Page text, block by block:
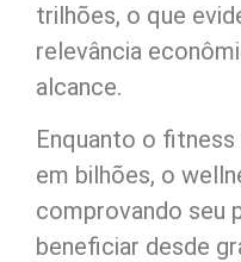
trilhões, o que
relevância
alcance.
Enquanto o
em bilhões, o
comprovando seu
beneficiar desde